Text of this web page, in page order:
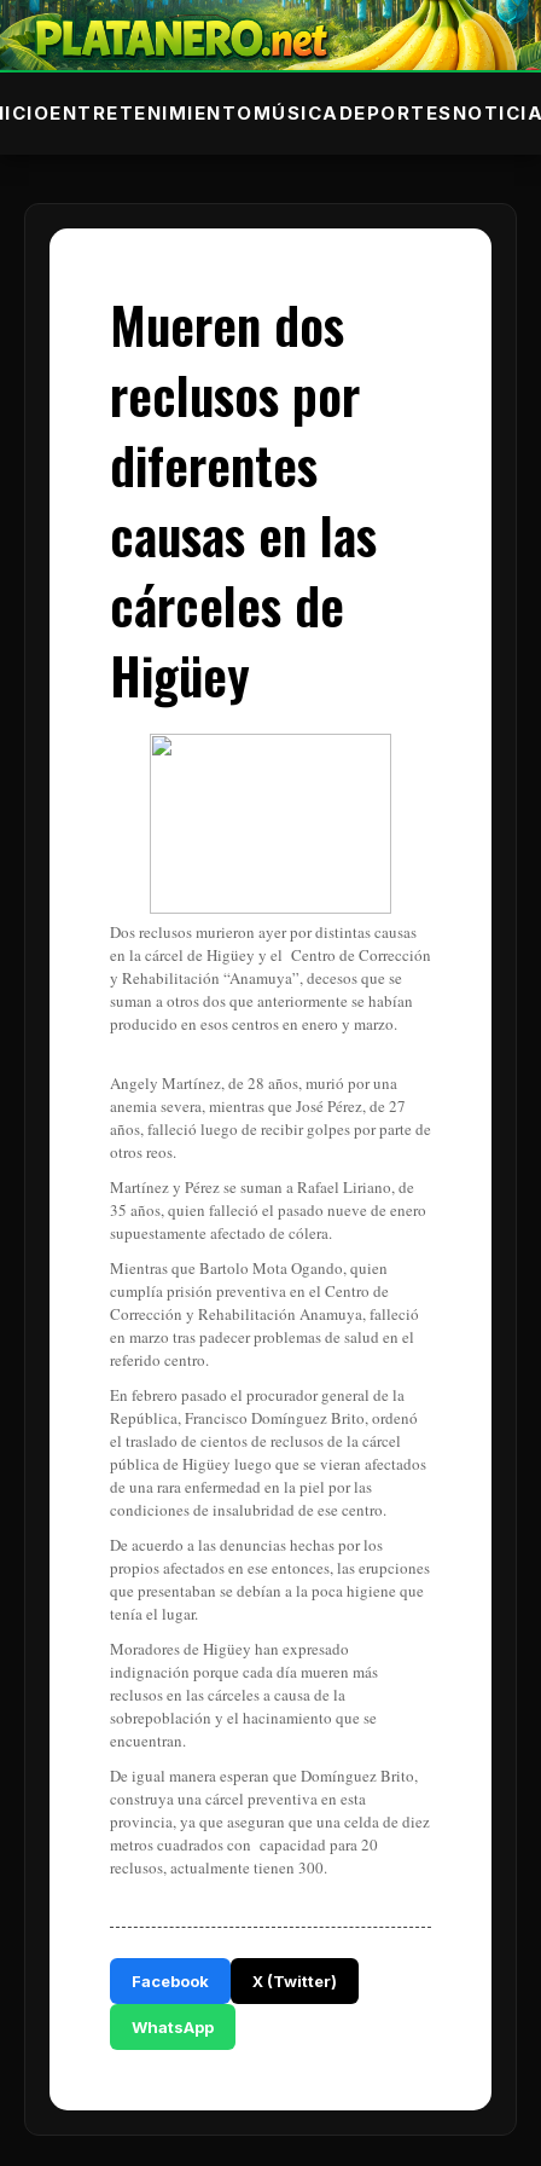
ENTRETENIMIENTOMÚSICADEPORTES
Mueren dos
reclusos por
diferentes
causas en las
cárceles de
Higüey
Dos reclusos murieron ayer por distintas causas
en la cárcel de Higüey y el Centro de Corrección
y Rehabilitación “Anamuya”, decesos que se
suman a otros dos que anteriormente se habían
producido en esos centros en enero y marzo.
Angely Martínez, de 28 años, murió por una
anemia severa, mientras que José Pérez, de 27
años, falleció luego de recibir golpes por parte de
otros reos.
Martínez y Pérez se suman a Rafael Liriano, de
35 años, quien falleció el pasado nueve de enero
supuestamente afectado de cólera.
Mientras que Bartolo Mota Ogando, quien
cumplía prisión preventiva en el Centro de
Corrección y Rehabilitación Anamuya, falleció
en marzo tras padecer problemas de salud en el
referido centro.
En febrero pasado el procurador general de la
República, Francisco Domínguez Brito, ordenó
el traslado de cientos de reclusos de la cárcel
pública de Higüey luego que se vieran afectados
de una rara enfermedad en la piel por las
condiciones de insalubridad de ese centro.
De acuerdo a las denuncias hechas por los
propios afectados en ese entonces, las erupciones
que presentaban se debían a la poca higiene que
tenía el lugar.
Moradores de Higüey han expresado
indignación porque cada día mueren más
reclusos en las cárceles a causa de la
sobrepoblación y el hacinamiento que se
encuentran.
De igual manera esperan que Domínguez Brito,
construya una cárcel preventiva en esta
provincia, ya que aseguran que una celda de diez
metros cuadrados con capacidad para 20
reclusos, actualmente tienen 300.
Facebook X (Twitter)
WhatsApp